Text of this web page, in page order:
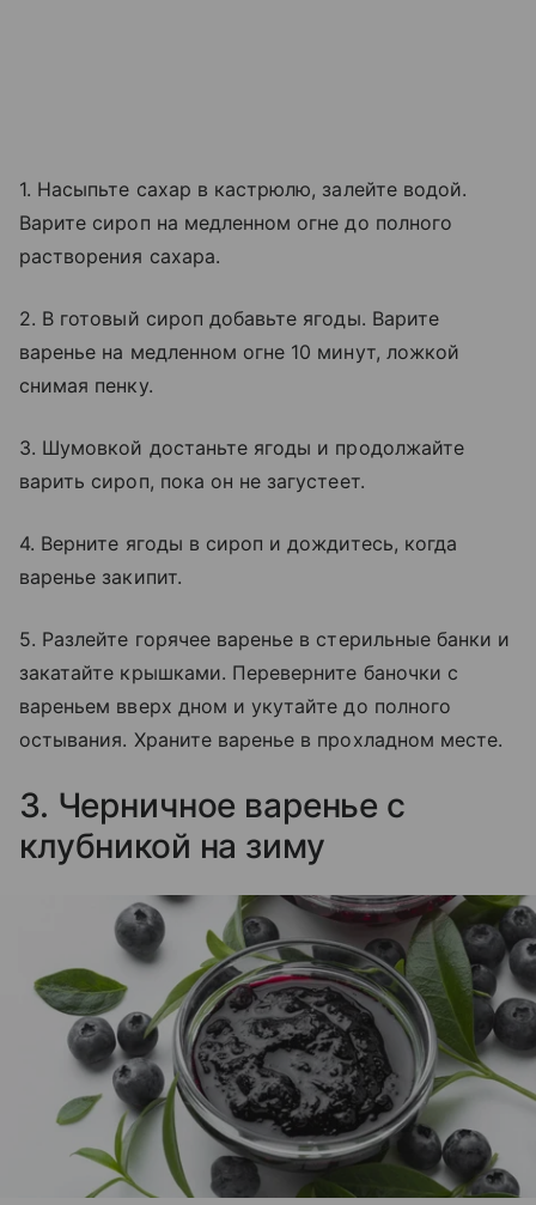
1. Насыпьте сахар в кастрюлю, залейте водой.
Варите сироп на медленном огне до полного
растворения сахара.
2. В готовый сироп добавьте ягоды. Варите
варенье на медленном огне 10 минут, ложкой
снимая пенку.
3. Шумовкой достаньте ягоды и продолжайте
варить сироп, пока он не загустеет.
4. Верните ягоды в сироп и дождитесь, когда
варенье закипит.
5. Разлейте горячее варенье в стерильные банки и
закатайте крышками. Переверните баночки с
вареньем вверх дном и укутайте до полного
остывания. Храните варенье в прохладном месте.
3. Черничное варенье с
клубникой на зиму